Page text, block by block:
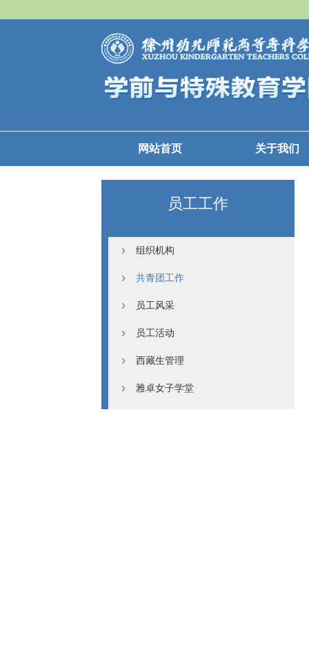
网站首页 关于我们
员工工作
组织机构
共青团工作
员工风采
员工活动
西藏生管理
雅卓女子学堂